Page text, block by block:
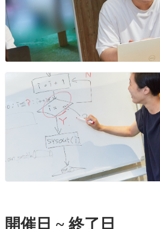
開催日 ~ 終了日